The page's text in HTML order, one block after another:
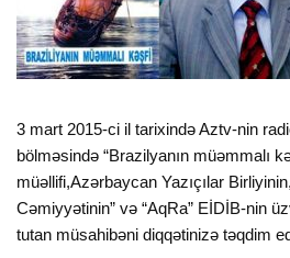
3 mart 2015-ci il tarixində Aztv-nin
bölməsində “Brazilyanın müəmmalı
müəllifi,Azərbaycan Yazıçılar
Cəmiyyətinin” və “AqRa” EİDİB-nin
tutan müsahibəni diqqətinizə təqdim